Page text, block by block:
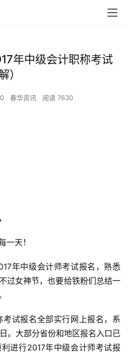
年中级会计职称考试
）
春华资讯 阅读 7630
天！
年中级会计师考试报名，熟悉
过女神节，也要给铁粉们总结一
试报名全部实行网上报名，系
。大部分省份和地区报名入口已
进行2017年中级会计师考试报